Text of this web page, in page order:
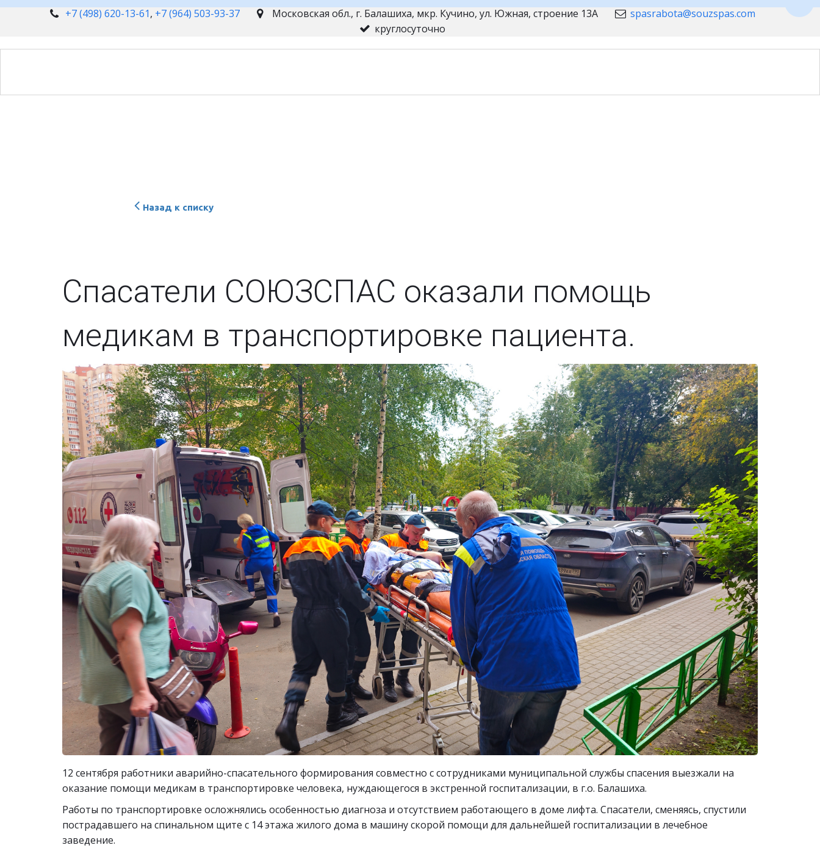
+7 (498) 620-13-61, +7 (964) 503-93-37 Московская обл., г. Балашиха, мкр. Кучино, ул. Южная, строение 13А
spasrabota@souzspas.com
круглосуточно
Назад к списку
Спасатели СОЮЗСПАС оказали помощь
медикам в транспортировке пациента.
12 сентября работники аварийно-спасательного формирования совместно с сотрудниками муниципальной службы спасения выезжали на
оказание помощи медикам в транспортировке человека, нуждающегося в экстренной госпитализации, в г.о. Балашиха.
Работы по транспортировке осложнялись особенностью диагноза и отсутствием работающего в доме лифта. Спасатели, сменяясь, спустили
пострадавшего на спинальном щите с 14 этажа жилого дома в машину скорой помощи для дальнейшей госпитализации в лечебное
заведение.